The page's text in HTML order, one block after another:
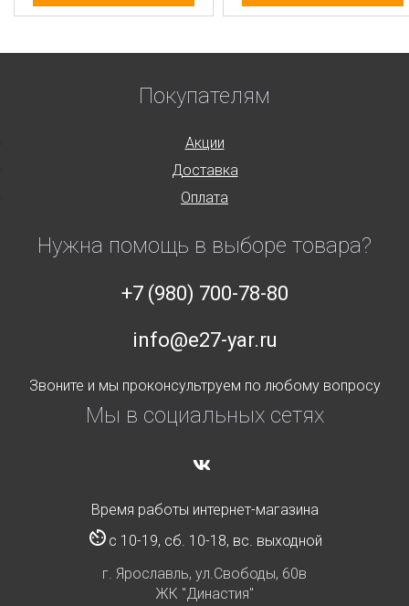
Покупателям
Акции
Доставка
Оплата
Нужна помощь в выборе товара?
+7 (980) 700-78-80
info@e27-yar.ru
Звоните и мы проконсультруем по любому вопросу
Мы в социальных сетях
Время работы интернет-магазина
с 10-19, сб. 10-18, вс. выходной
г. Ярославль, ул.Свободы, 60в
ЖК "Династия"